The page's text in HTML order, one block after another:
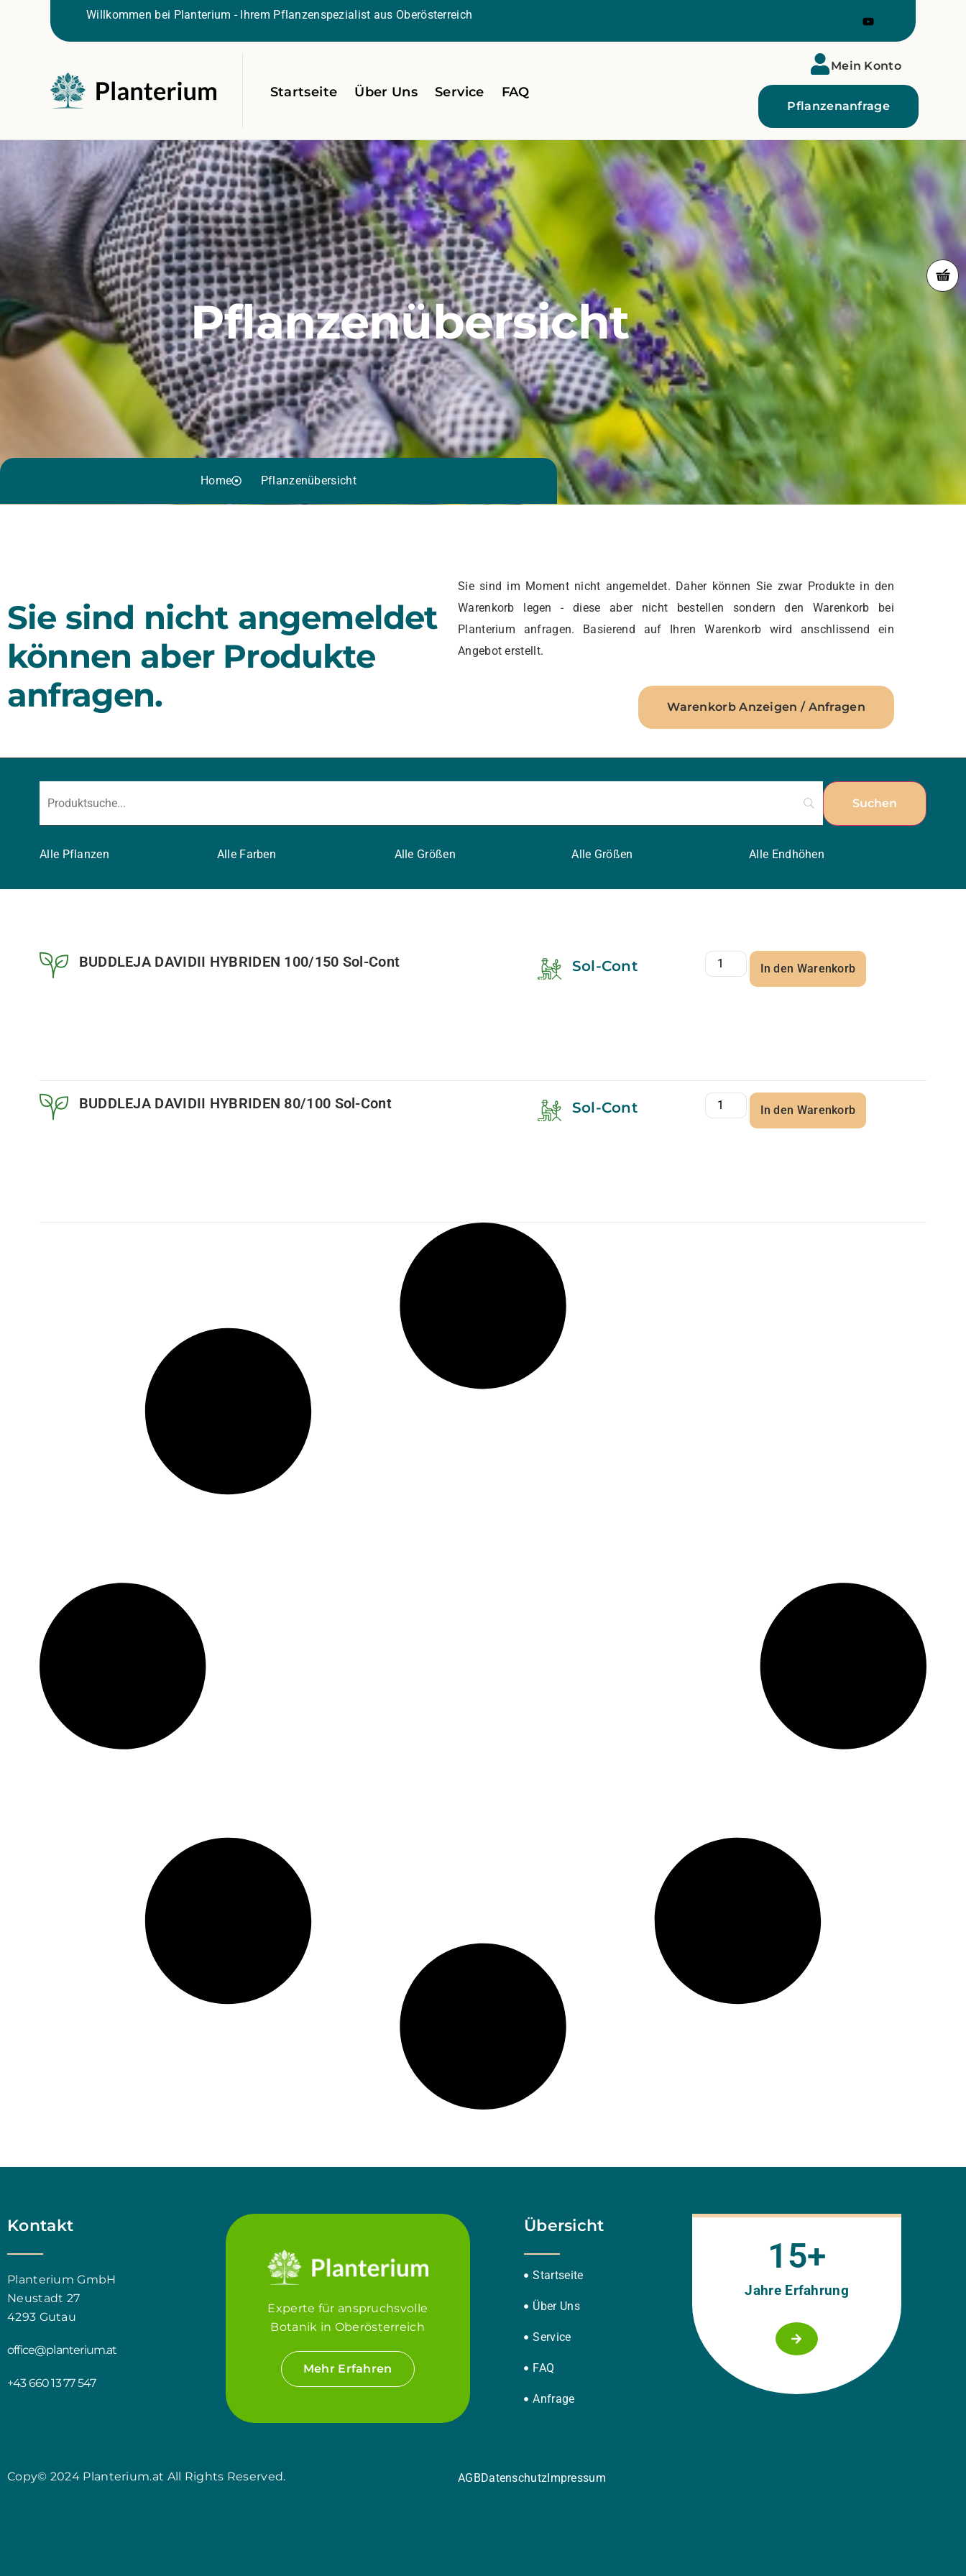
Willkommen bei Planterium - Ihrem Pflanzenspezialist aus Oberösterreich
Startseite Über Uns Service FAQ
Mein Konto
Pflanzenanfrage
Pflanzenübersicht
Home Pflanzenübersicht
Sie sind nicht angemeldet
können aber Produkte
anfragen.
Sie sind im Moment nicht angemeldet. Daher können Sie zwar Produkte in den
Warenkorb legen - diese aber nicht bestellen sondern den Warenkorb bei
Planterium anfragen. Basierend auf Ihren Warenkorb wird anschlissend ein
Angebot erstellt.
Warenkorb Anzeigen / Anfragen
Alle Pflanzen Alle Farben Alle Größen Alle Größen Alle Endhöhen
BUDDLEJA DAVIDII HYBRIDEN 100/150 Sol-Cont Sol-Cont In den Warenkorb
BUDDLEJA DAVIDII HYBRIDEN 80/100 Sol-Cont Sol-Cont In den Warenkorb
Kontakt
Planterium GmbH
Neustadt 27
4293 Gutau
office@planterium.at
+43 660 13 77 547
Experte für anspruchsvolle
Botanik in Oberösterreich
Mehr Erfahren
Übersicht
Startseite
Über Uns
Service
FAQ
Anfrage
Jahre Erfahrung
15+
Copy© 2024 Planterium.at All Rights Reserved. AGBDatenschutzImpressum